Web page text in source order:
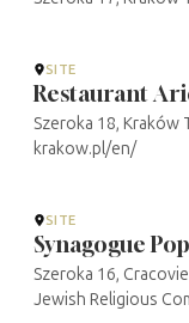
SITE
Restaurant
Szeroka 18, Kraków
krakow.pl/en/
SITE
Synagogue
Szeroka 16,
Jewish Religious